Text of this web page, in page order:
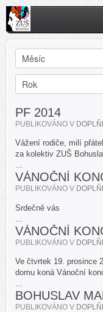
PF 2014
PUBLIKOVÁNO V
Vážení rodiče, milí
za kolektiv ZUŠ
...
VÁNOČNÍ
PUBLIKOVÁNO V
Srdečně vás
...
VÁNOČNÍ
PUBLIKOVÁNO V
Ve čtvrtek 19. prosince
domu koná Vánoční
...
BOHUSLAV
PUBLIKOVÁNO V